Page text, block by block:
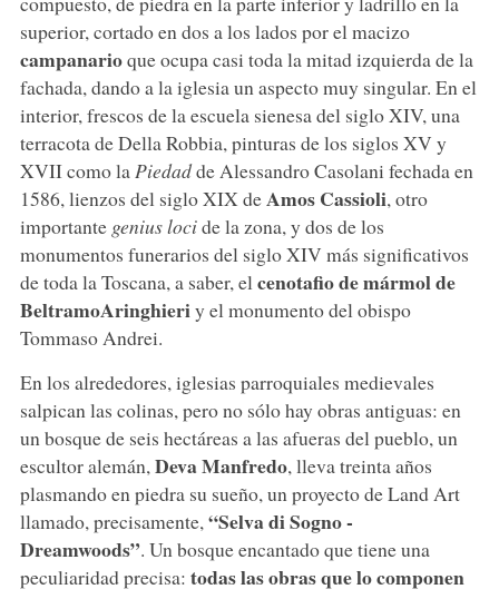
superior, cortado en dos a los lados por el macizo
campanarioque ocupa casi toda la mitad izquierda de la
fachada, dando a la iglesia un aspecto muy singular. En el
interior, frescos de la escuela sienesa del siglo XIV, una
terracota de Della Robbia, pinturas de los siglos XV y
XVII como la Piedadde Alessandro Casolani fechada en
1586, lienzos del siglo XIX deAmos Cassioli, otro
importante genius locide la zona, y dos de los
monumentos funerarios del siglo XIV más significativos
de toda la Toscana, a saber, el cenotafio de mármol de
BeltramoAringhieriy el monumento del obispo
Tommaso Andrei.
En los alrededores, iglesias parroquiales medievales
salpican las colinas, pero no sólo hay obras antiguas: en
un bosque de seis hectáreas a las afueras del pueblo, un
escultor alemán, Deva Manfredo, lleva treinta años
plasmando en piedra su sueño, un proyecto de Land Art
llamado, precisamente, “Selva di Sogno -
Dreamwoods”. Un bosque encantado que tiene una
peculiaridad precisa: todas las obras que lo componen